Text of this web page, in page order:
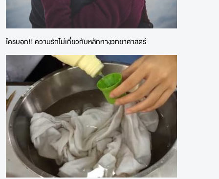
ใครบอก!! ความรักไม่เกี่ยวกับหลักทางวิทยาศาสตร์